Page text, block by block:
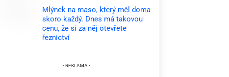
Mlýnek na maso, který měl doma
skoro každý. Dnes má takovou
cenu, že si za něj otevřete
řeznictví